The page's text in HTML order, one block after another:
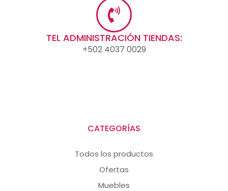
TEL ADMINISTRACIÓN TIENDAS:
+502 4037 0029
CATEGORÍAS
Todos los productos
Ofertas
Muebles